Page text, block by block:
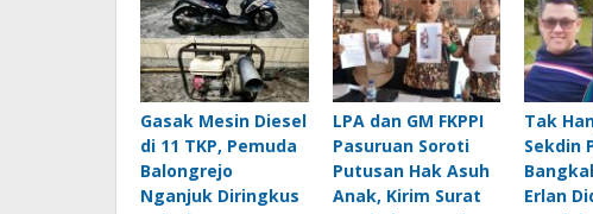
Gasak Mesin Diesel
di 11 TKP, Pemuda
Balongrejo
Nganjuk Diringkus
LPA dan GM FKPPI
Pasuruan Soroti
Putusan Hak Asuh
Anak, Kirim Surat
Tak
Sekdin
Erlan